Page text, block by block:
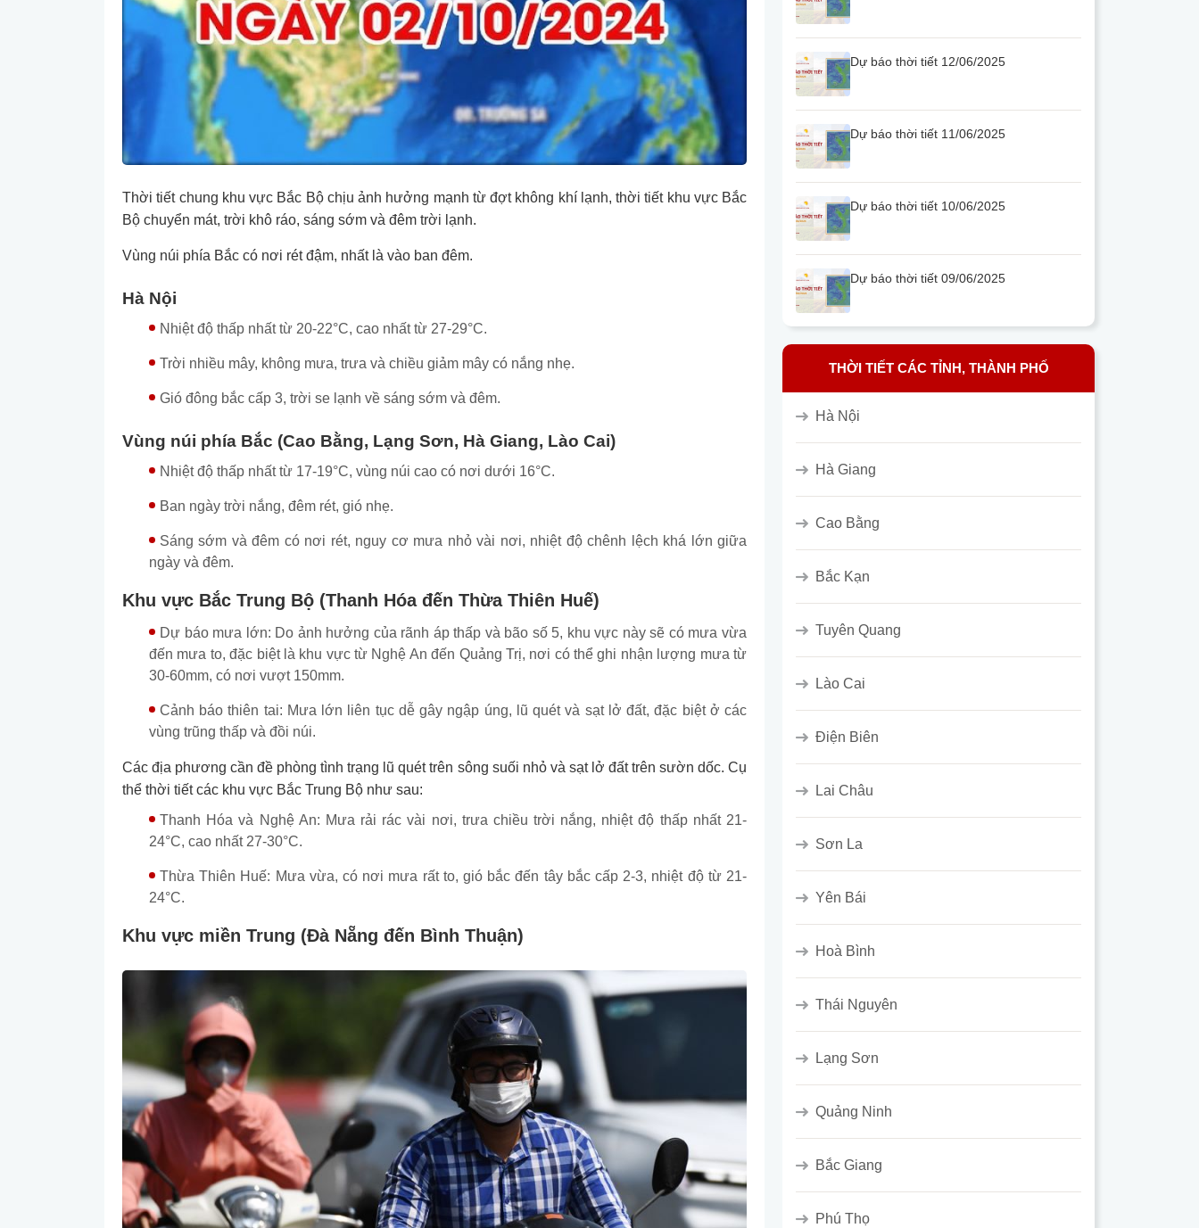
Thời tiết chung khu vực Bắc Bộ chịu ảnh hưởng mạnh từ đợt không khí lạnh, thời tiết khu vực Bắc
Bộ chuyển mát, trời khô ráo, sáng sớm và đêm trời lạnh.
Vùng núi phía Bắc có nơi rét đậm, nhất là vào ban đêm.
Hà Nội
Nhiệt độ thấp nhất từ 20-22°C, cao nhất từ 27-29°C.
Trời nhiều mây, không mưa, trưa và chiều giảm mây có nắng nhẹ.
Gió đông bắc cấp 3, trời se lạnh về sáng sớm và đêm.
Vùng núi phía Bắc (Cao Bằng, Lạng Sơn, Hà Giang, Lào Cai)
Nhiệt độ thấp nhất từ 17-19°C, vùng núi cao có nơi dưới 16°C.
Ban ngày trời nắng, đêm rét, gió nhẹ.
Sáng sớm và đêm có nơi rét, nguy cơ mưa nhỏ vài nơi, nhiệt độ chênh lệch khá lớn giữa
ngày và đêm.
Khu vực Bắc Trung Bộ (Thanh Hóa đến Thừa Thiên Huế)
Dự báo mưa lớn: Do ảnh hưởng của rãnh áp thấp và bão số 5, khu vực này sẽ có mưa vừa
đến mưa to, đặc biệt là khu vực từ Nghệ An đến Quảng Trị, nơi có thể ghi nhận lượng mưa từ
30-60mm, có nơi vượt 150mm.
Cảnh báo thiên tai: Mưa lớn liên tục dễ gây ngập úng, lũ quét và sạt lở đất, đặc biệt ở các
vùng trũng thấp và đồi núi.
Các địa phương cần đề phòng tình trạng lũ quét trên sông suối nhỏ và sạt lở đất trên sườn dốc. Cụ
thể thời tiết các khu vực Bắc Trung Bộ như sau:
Thanh Hóa và Nghệ An: Mưa rải rác vài nơi, trưa chiều trời nắng, nhiệt độ thấp nhất 21-
24°C, cao nhất 27-30°C.
Thừa Thiên Huế: Mưa vừa, có nơi mưa rất to, gió bắc đến tây bắc cấp 2-3, nhiệt độ từ 21-
24°C.
Khu vực miền Trung (Đà Nẵng đến Bình Thuận)
Dự báo thời tiết 12/06/2025
Dự báo thời tiết 11/06/2025
Dự báo thời tiết 10/06/2025
Dự báo thời tiết 09/06/2025
THỜI TIẾT CÁC TỈNH, THÀNH PHỐ
Hà Nội
Hà Giang
Cao Bằng
Bắc Kạn
Tuyên Quang
Lào Cai
Điện Biên
Lai Châu
Sơn La
Yên Bái
Hoà Bình
Thái Nguyên
Lạng Sơn
Quảng Ninh
Bắc Giang
Phú Thọ